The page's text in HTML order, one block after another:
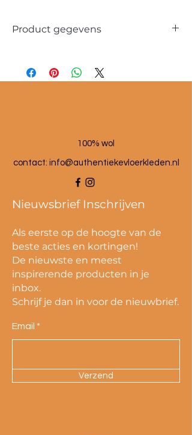
Product gegevens
Maat poef: 60x60x25 cm
100% wol
contact: info@authentiekevloerkleden.nl
Nieuwsbrief Inschrijven
Als eerste op de hoogte van de
beste acties en kortingen!
De nieuwste en meest
inspirerende producten in je
inbox.
Schrijf je dan in voor de nieuwbrief.
Email
Verzend